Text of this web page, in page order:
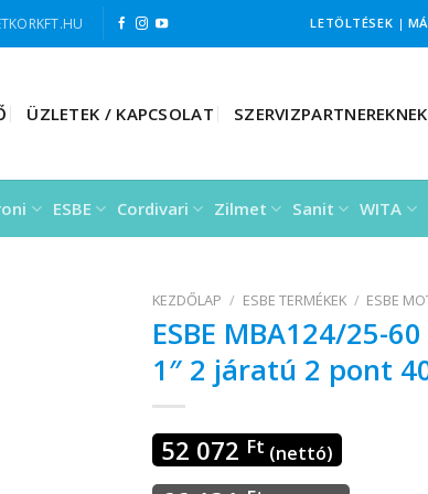
LETÖLTÉSEK |
ÜZLETEK / KAPCSOLAT SZERVIZPARTNEREKNEK
ESBE Cordivari Zilmet Sanit WITA
KEZDŐLAP / ESBE TERMÉKEK / ESBE
ESBE MBA124/25-
1″ 2 járatú 2 pont
52 072 Ft (nettó)